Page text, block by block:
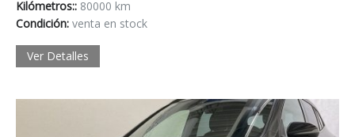
Kilómetros:: 80000 km
Condición: venta en stock
Ver Detalles